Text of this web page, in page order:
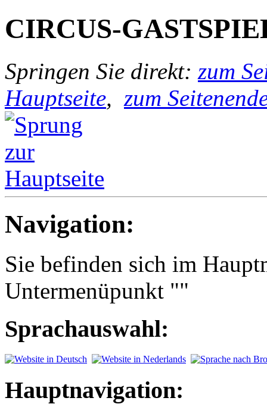
CIRCUS-
Springen Sie direkt: zum
Hauptseite, zum
Navigation:
Sie befinden sich im
Untermenüpunkt ""
Sprachauswahl:
Hauptnavigation: